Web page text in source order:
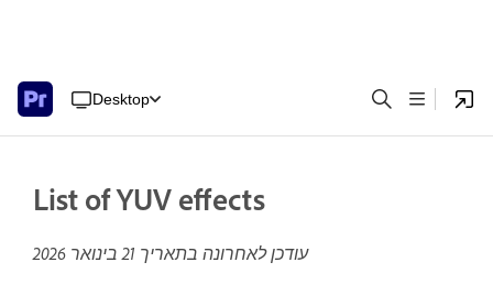
Desktop
List of YUV effects
עודכן לאחרונה בתאריך 21 בינואר 2026